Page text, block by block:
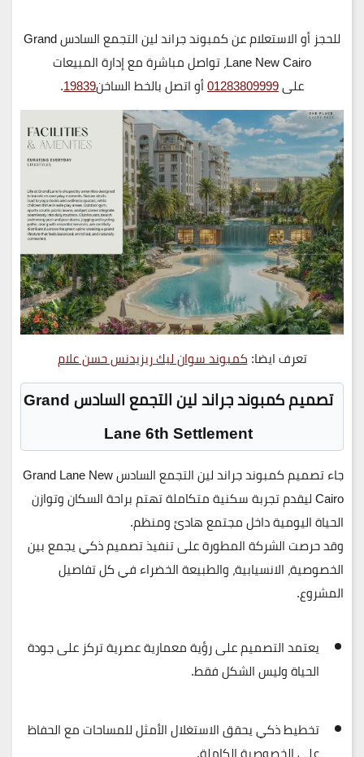
للحجز أو الاستعلام عن كمبوند جراند لين التجمع السادس Grand
Lane New Cairo، تواصل مباشرة مع إدارة المبيعات
على01283809999أو اتصل بالخط الساخن19839
.
تعرف ايضا:كمبوند سوان ليك ريزيدنس حسن علام
تصميم كمبوند جراند لين التجمع السادس Grand
Lane 6th Settlement
جاء تصميم
كمبوند جراند لين التجمع السادس Grand Lane New
Cairoليقدم تجربة سكنية متكاملة تهتم براحة السكان وتوازن
الحياة اليومية داخل مجتمع هادئ ومنظم.
وقد حرصت الشركة المطورة على تنفيذ تصميم ذكي يجمع بين
الخصوصية، الانسيابية، والطبيعة الخضراء في كل تفاصيل
المشروع.
يعتمد التصميم على رؤية معمارية عصرية تركز على جودة
الحياة وليس الشكل فقط.
تخطيط ذكي يحقق الاستغلال الأمثل للمساحات مع الحفاظ